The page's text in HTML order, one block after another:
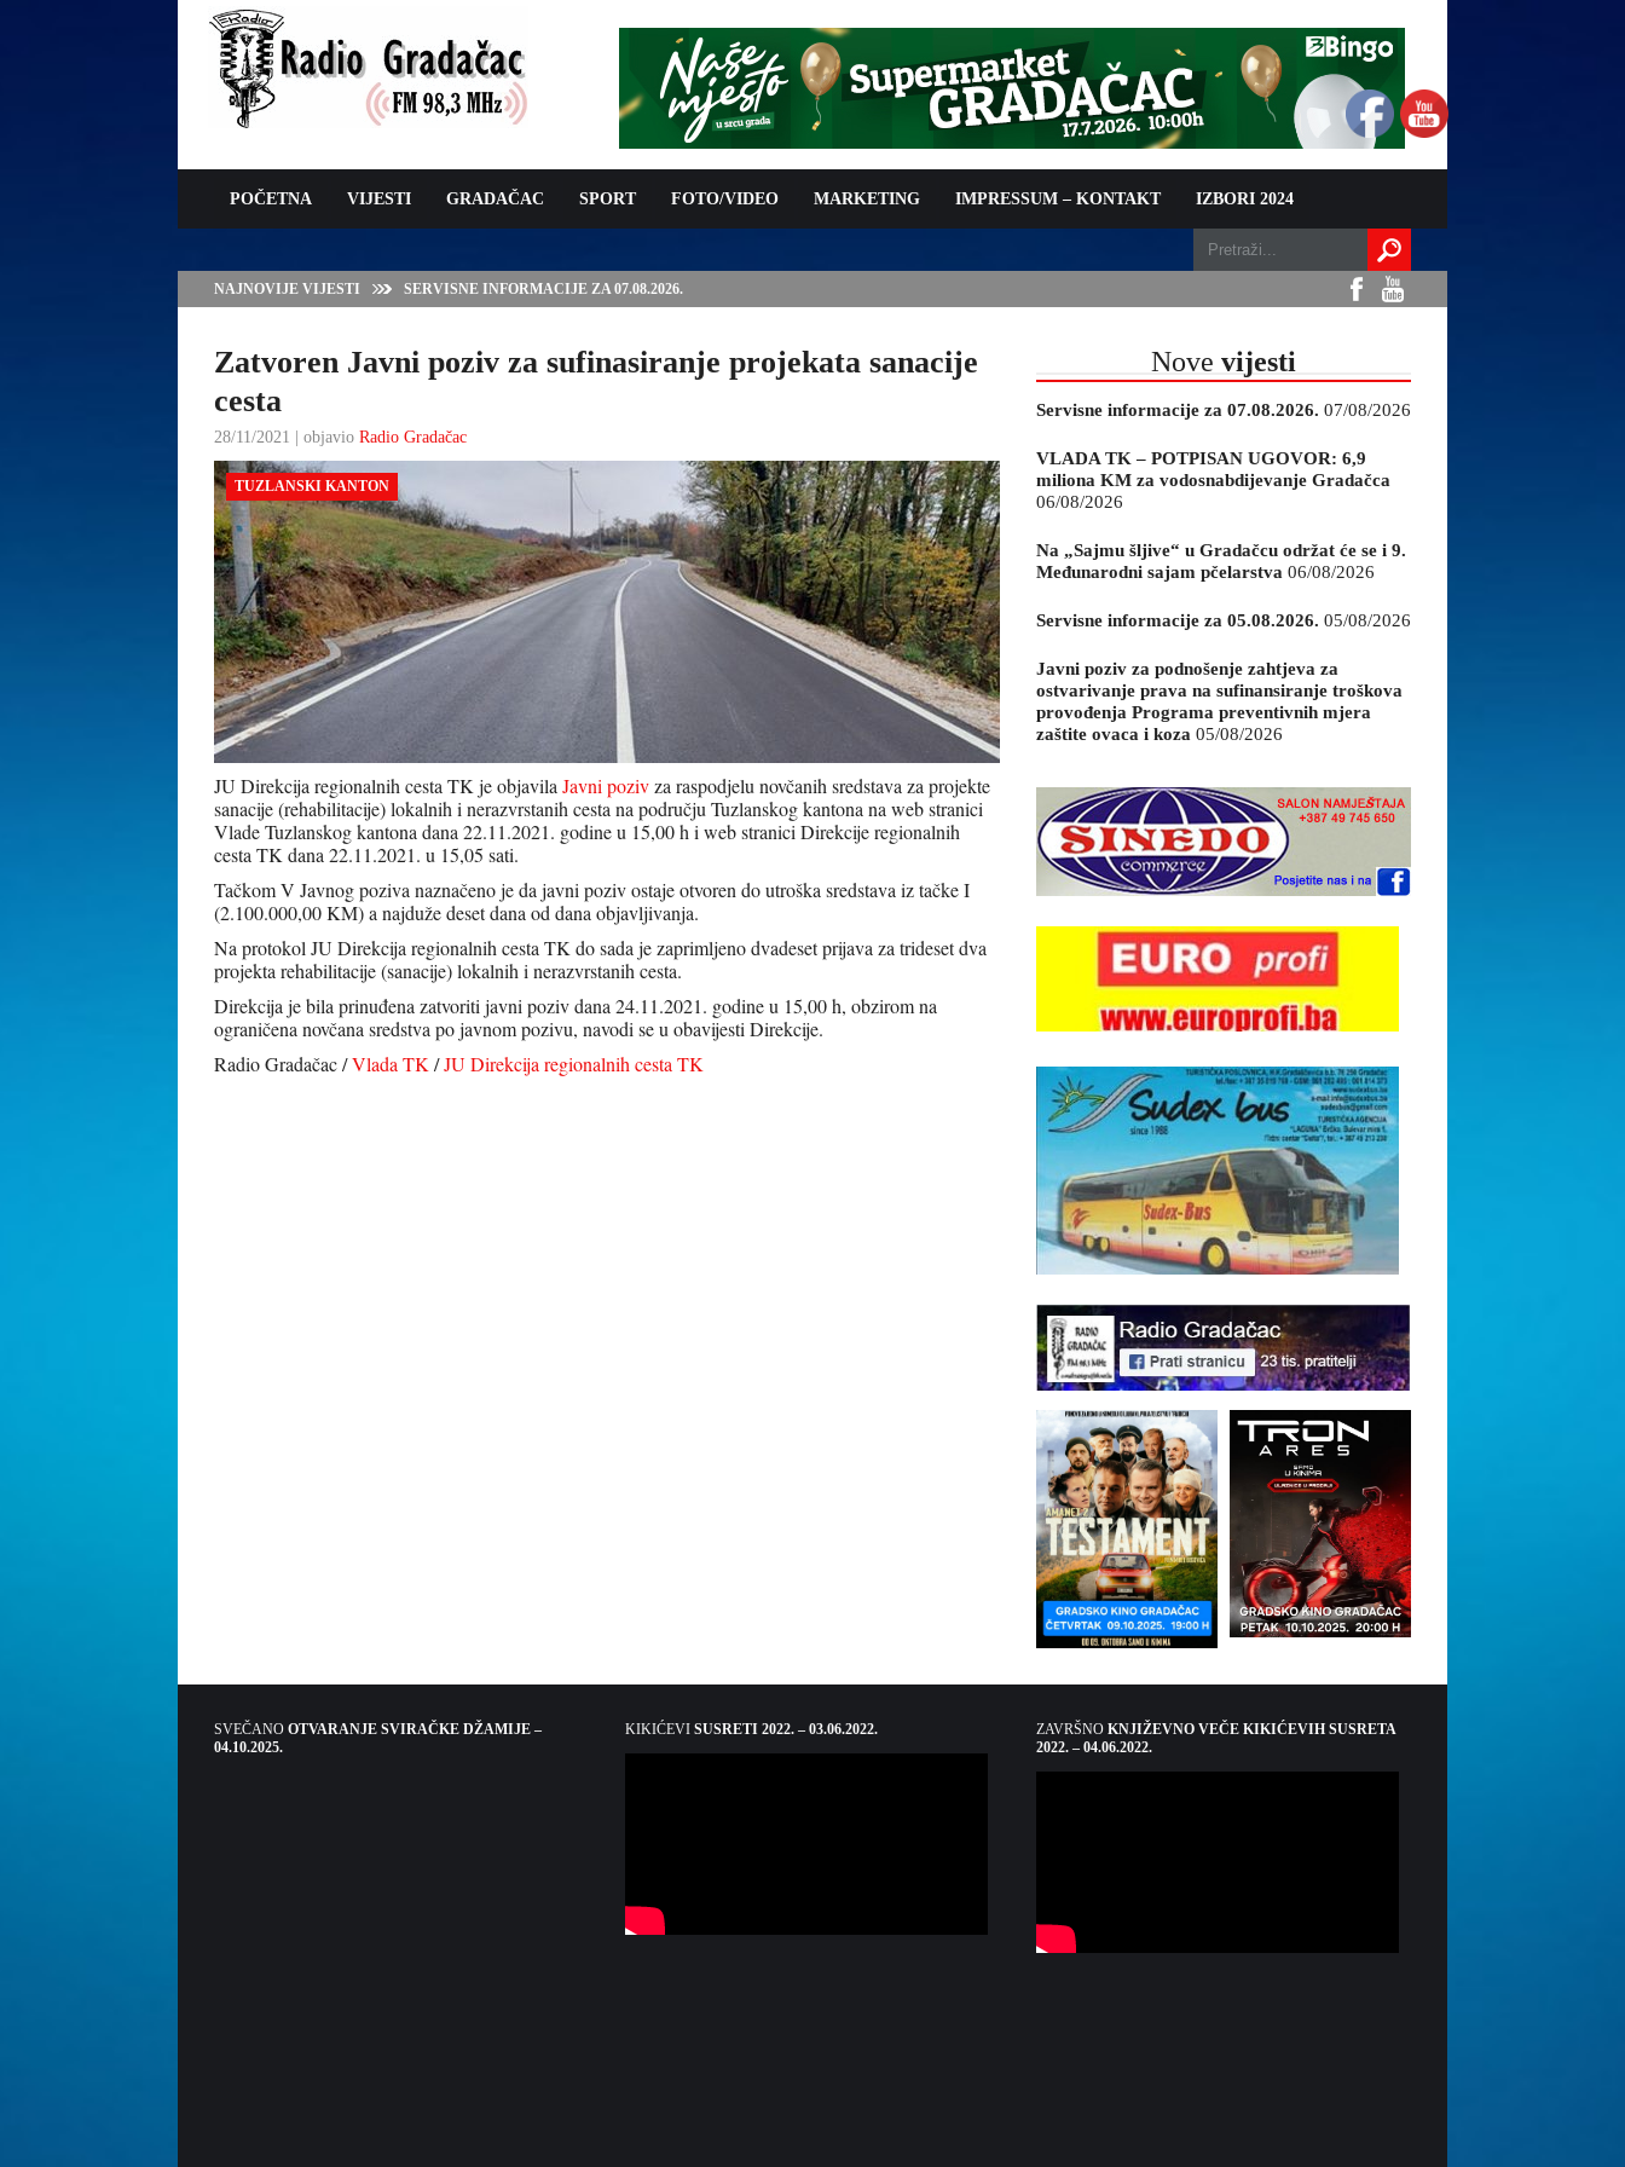
POČETNA VIJESTI GRADAČAC SPORT FOTO/VIDEO MARKETING IMPRESSUM – KONTAKT IZBORI 2024
NAJNOVIJE VIJESTI
VLADA TK – POTPISAN UGOVOR: 6,9 MILIONA KM ZA VODOSNABDIJEVANJE
GRADAČCA
Zatvoren Javni poziv za sufinasiranje projekata sanacije
cesta
28/11/2021 | objavio Radio Gradačac
TUZLANSKI KANTON
JU Direkcija regionalnih cesta TK je objavila Javni pozivza raspodjelu novčanih sredstava za projekte
sanacije (rehabilitacije) lokalnih i nerazvrstanih cesta na području Tuzlanskog kantona na web stranici
Vlade Tuzlanskog kantona dana 22.11.2021. godine u 15,00 h i web stranici Direkcije regionalnih
cesta TK dana 22.11.2021. u 15,05 sati.
Tačkom V Javnog poziva naznačeno je da javni poziv ostaje otvoren do utroška sredstava iz tačke I
(2.100.000,00 KM) a najduže deset dana od dana objavljivanja.
Na protokol JU Direkcija regionalnih cesta TK do sada je zaprimljeno dvadeset prijava za trideset dva
projekta rehabilitacije (sanacije) lokalnih i nerazvrstanih cesta.
Direkcija je bila prinuđena zatvoriti javni poziv dana 24.11.2021. godine u 15,00 h, obzirom na
ograničena novčana sredstva po javnom pozivu, navodi se u obavijesti Direkcije.
Radio Gradačac /Vlada TK /JU Direkcija regionalnih cesta TK
Nove vijesti
Servisne informacije za 07.08.2026. 07/08/2026
VLADA TK – POTPISAN UGOVOR: 6,9
miliona KM za vodosnabdijevanje Gradačca
06/08/2026
Na „Sajmu šljive“ u Gradačcu održat će se i 9.
Međunarodni sajam pčelarstva 06/08/2026
Servisne informacije za 05.08.2026. 05/08/2026
Javni poziv za podnošenje zahtjeva za
ostvarivanje prava na sufinansiranje troškova
provođenja Programa preventivnih mjera
zaštite ovaca i koza 05/08/2026
SVEČANO OTVARANJE SVIRAČKE DŽAMIJE –
04.10.2025.
KIKIĆEVI SUSRETI 2022. – 03.06.2022. ZAVRŠNO KNJIŽEVNO VEČE KIKIĆEVIH SUSRETA
2022. – 04.06.2022.